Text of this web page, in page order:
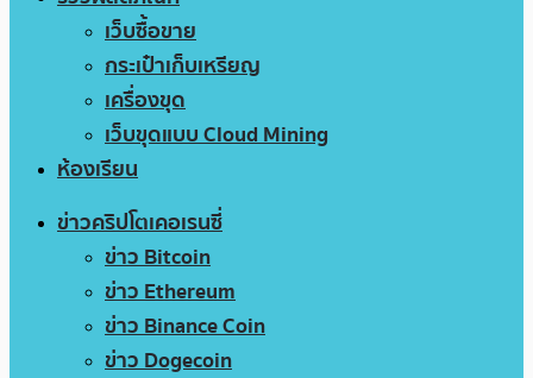
เว็บซื้อขาย
กระเป๋าเก็บเหรียญ
เครื่องขุด
เว็บขุดแบบ Cloud Mining
ห้องเรียน
ข่าวคริปโตเคอเรนซี่
ข่าว Bitcoin
ข่าว Ethereum
ข่าว Binance Coin
ข่าว Dogecoin